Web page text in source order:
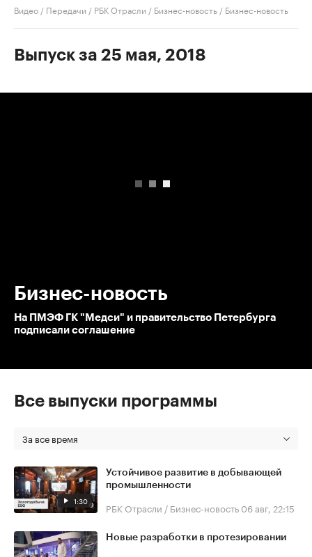
Видео / Передачи / РБК Отрасли / Бизнес-новость / Бизнес-новость
Выпуск за 25 мая, 2018
Бизнес-новость
На ПМЭФ ГК "Медси" и правительство Петербурга
подписали соглашение
Все выпуски программы
За все время
1:30
Устойчивое развитие в добывающей
промышленности
РБК Отрасли / Бизнес-новость 06 авг, 22:15
Новые разработки в протезировании